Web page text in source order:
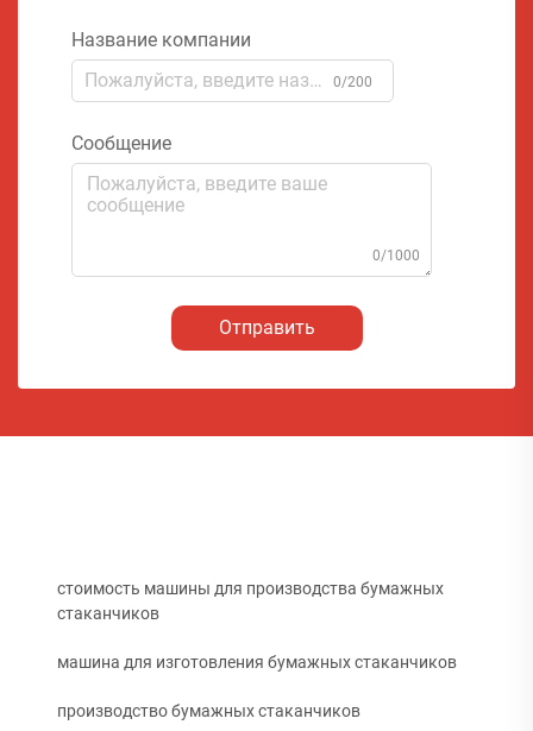
Название компании
0/200
Сообщение
0/1000
Отправить
стоимость машины для производства бумажных
стаканчиков
машина для изготовления бумажных стаканчиков
производство бумажных стаканчиков